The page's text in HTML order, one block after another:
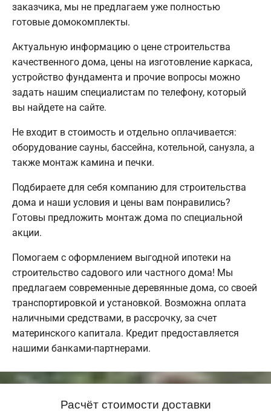
заказчика, мы не предлагаем уже полностью
готовые домокомплекты.
Актуальную информацию о цене строительства
качественного дома, цены на изготовление каркаса,
устройство фундамента и прочие вопросы можно
задать нашим специалистам по телефону, который
вы найдете на сайте.
Не входит в стоимость и отдельно оплачивается:
оборудование сауны, бассейна, котельной, санузла, а
также монтаж камина и печки.
Подбираете для себя компанию для строительства
дома и наши условия и цены вам понравились?
Готовы предложить монтаж дома по специальной
акции.
Помогаем с оформлением выгодной ипотеки на
строительство садового или частного дома! Мы
предлагаем современные деревянные дома, со своей
транспортировкой и установкой. Возможна оплата
наличными средствами, в рассрочку, за счет
материнского капитала. Кредит предоставляется
нашими банками-партнерами.
Расчёт стоимости доставки